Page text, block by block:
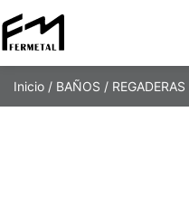
Inicio / BAÑOS / REGADERAS